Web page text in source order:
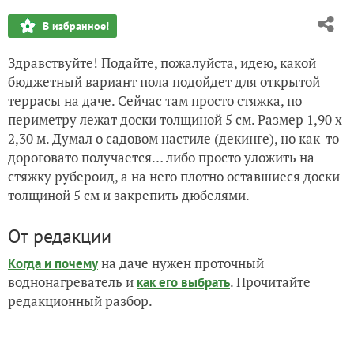
В избранное!
Здравствуйте! Подайте, пожалуйста, идею, какой
бюджетный вариант пола подойдет для открытой
террасы на даче. Сейчас там просто стяжка, по
периметру лежат доски толщиной 5 см. Размер 1,90 х
2,30 м. Думал о садовом настиле (декинге), но как-то
дороговато получается… либо просто уложить на
стяжку рубероид, а на него плотно оставшиеся доски
толщиной 5 см и закрепить дюбелями.
От редакции
Когда и почемуна даче нужен проточный
воднонагреватель и как его выбрать. Прочитайте
редакционный разбор.